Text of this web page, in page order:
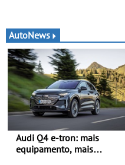
AutoNews
Audi Q4 e-tron: mais
equipamento, mais